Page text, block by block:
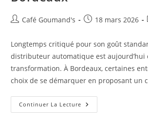
Café Goumand's 18 mars 2026
Longtemps critiqué pour son goût
distributeur automatique est aujourd’hui
transformation. À Bordeaux, certaines
choix de se démarquer en proposant un
Continuer La Lecture